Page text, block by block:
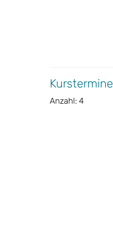
Kurstermine
Anzahl: 4